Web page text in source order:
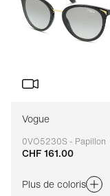
Vogue
0VO5230S - Papillon
Adaptable
CHF 161.00
Plus de coloris